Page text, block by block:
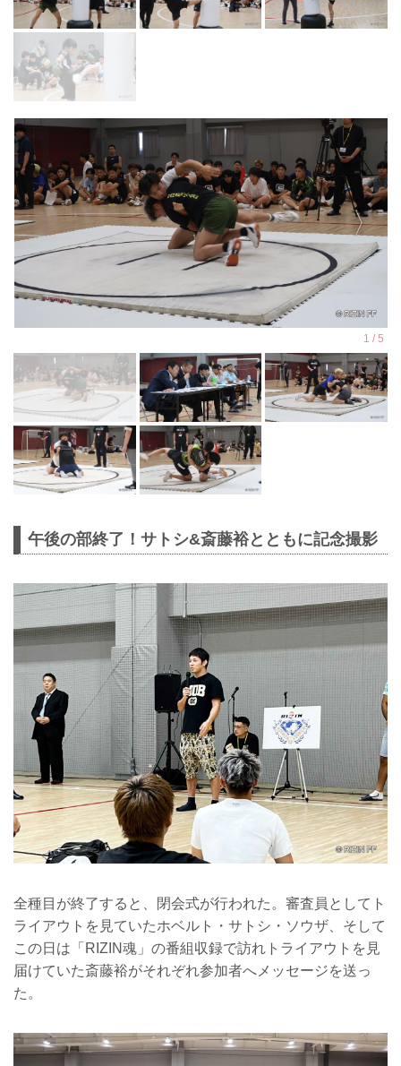
午後の部終了！サトシ&斎藤裕とともに記念撮影
全種目が終了すると、閉会式が行われた。審査員としてト
ライアウトを見ていたホベルト・サトシ・ソウザ、そして
この日は「RIZIN魂」の番組収録で訪れトライアウトを見
届けていた斎藤裕がそれぞれ参加者へメッセージを送っ
た。